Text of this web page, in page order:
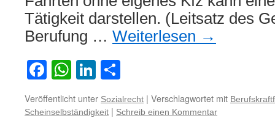
Tätigkeit darstellen. (Leitsatz des
Berufung … Weiterlesen →
Facebook
WhatsApp
LinkedIn
Veröffentlicht unter Sozialrecht | Verschlagwortet mit
Scheinselbständigkeit | Schreib einen Kommentar